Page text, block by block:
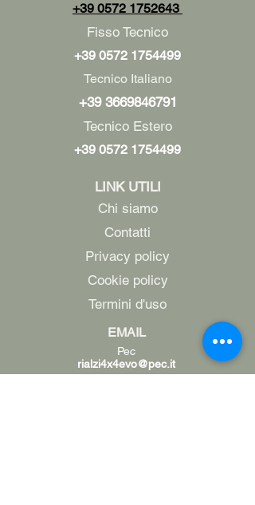
+39 0572 1752643
Fisso Tecnico
+39 0572 1754499
Tecnico Italiano
+39 3669846791
Tecnico Estero
+39 0572 1754499
LINK UTILI
Chi siamo
Contatti
Privacy policy
Cookie policy
Termini d'uso
EMAIL
Pec
rialzi4x4evo@pec.it